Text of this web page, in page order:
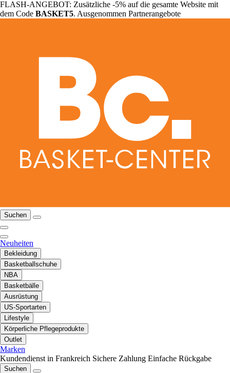
FLASH-ANGEBOT: Zusätzliche -5% auf die gesamte Website mit
dem Code BASKET5. Ausgenommen Partnerangebote
Suchen
Neuheiten
Bekleidung
Basketballschuhe
NBA
Basketbälle
Ausrüstung
US-Sportarten
Lifestyle
Körperliche Pflegeprodukte
Outlet
Marken
Kundendienst in Frankreich Sichere Zahlung Einfache Rückgabe
Suchen